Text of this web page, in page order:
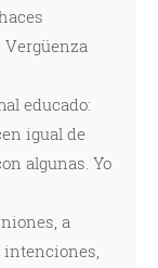
educado:
igual de
algunas. Yo
a
intenciones,